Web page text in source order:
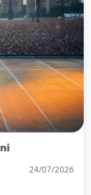
24/07/2026